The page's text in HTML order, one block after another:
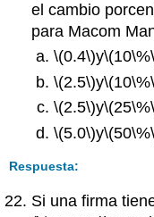
el cambio
para Macom
\(0.4\)y
\(2.5\)y
\(2.5\)y
\(5.0\)y
Respuesta:
Si una firma